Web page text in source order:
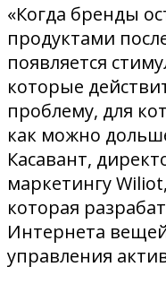
«Когда бренды
продуктами
появляется
которые
проблему, для
как можно
Касавант,
маркетингу
которая
Интернета
управления